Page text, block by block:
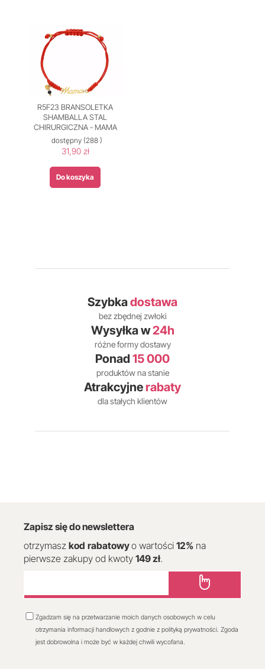
R5F23 BRANSOLETKA
SHAMBALLA STAL
CHIRURGICZNA - MAMA
dostępny(288 )
31,90 zł
Do koszyka
Szybkadostawa
bez zbędnej zwłoki
Wysyłka w24h
różne formy dostawy
Ponad 15 000
produktów na stanie
Atrakcyjne rabaty
dla stałych klientów
Zapisz się do newslettera
otrzymasz kod rabatowyo wartości 12% na
pierwsze zakupy od kwoty 149 zł.
Zgadzam się na przetwarzanie moich danych osobowych w celu
otrzymania informacji handlowych z godnie z polityką prywatności. Zgoda
jest dobrowolna i może być w każdej chwili wycofana.